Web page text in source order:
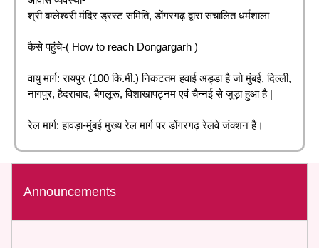
श्री बम्लेश्वरी मंदिर ड्रस्ट समिति, डोंगरगढ़ द्वारा संचालित धर्मशाला
कैसे पहुंचे-( How to reach Dongargarh )
वायु मार्ग: रायपुर (100 कि.मी.) निकटतम हवाई अड्डा है जो मुंबई, दिल्ली,
नागपुर, हैदराबाद, बैगलूरू, विशाखापट्नम एवं चैन्नई से जुड़ा हुआ है |
रेल मार्ग: हावड़ा-मुंबई मुख्य रेल मार्ग पर डोंगरगढ़ रेलवे जंक्शन है।
Announcements